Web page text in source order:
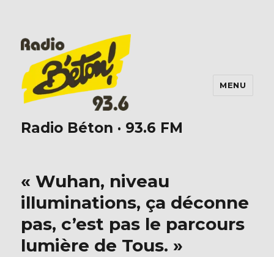
Radio Béton · 93.6 FM
MENU
« Wuhan, niveau
illuminations, ça déconne
pas, c’est pas le parcours
lumière de Tous. »